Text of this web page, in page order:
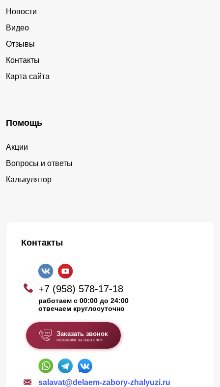
Новости
Видео
Отзывы
Контакты
Карта сайта
Помощь
Акции
Вопросы и ответы
Калькулятор
Контакты
+7 (958) 578-17-18
работаем с 00:00 до 24:00
отвечаем круглосуточно
Заказать звонок
позвоним за наш счет
salavat@delaem-zabory-zhalyuzi.ru